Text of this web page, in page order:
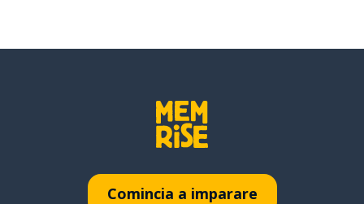
Comincia a imparare